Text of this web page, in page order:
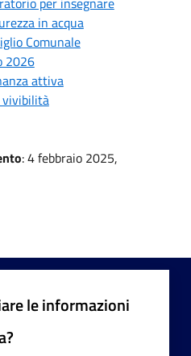
in acqua
Comunale
2026
attiva
vivibilità
: 4 febbraio 2025,
le informazioni